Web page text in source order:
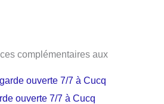
complémentaires aux
ouverte 7/7 à Cucq
ouverte 7/7 à Cucq